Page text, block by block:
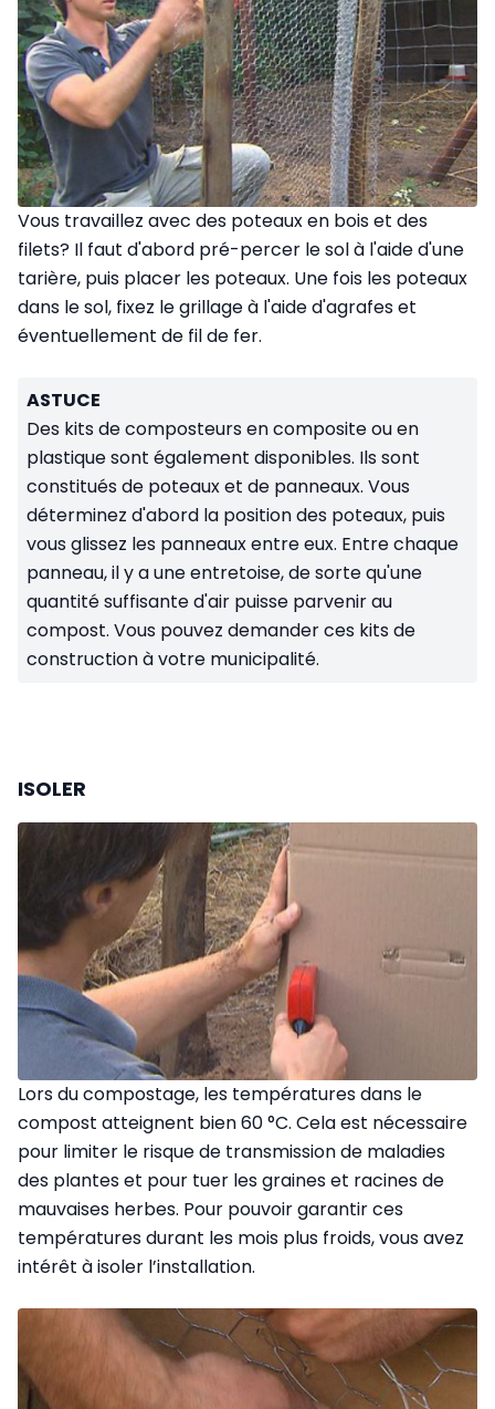
Vous travaillez avec des poteaux en bois et des
filets? Il faut d'abord pré-percer le sol à l'aide d'une
tarière, puis placer les poteaux. Une fois les poteaux
dans le sol, fixez le grillage à l'aide d'agrafes et
éventuellement de fil de fer.
ASTUCE
Des kits de composteurs en composite ou en
plastique sont également disponibles. Ils sont
constitués de poteaux et de panneaux. Vous
déterminez d'abord la position des poteaux, puis
vous glissez les panneaux entre eux. Entre chaque
panneau, il y a une entretoise, de sorte qu'une
quantité suffisante d'air puisse parvenir au
compost. Vous pouvez demander ces kits de
construction à votre municipalité.
ISOLER
Lors du compostage, les températures dans le
compost atteignent bien 60 °C. Cela est nécessaire
pour limiter le risque de transmission de maladies
des plantes et pour tuer les graines et racines de
mauvaises herbes. Pour pouvoir garantir ces
températures durant les mois plus froids, vous avez
intérêt à isoler l’installation.